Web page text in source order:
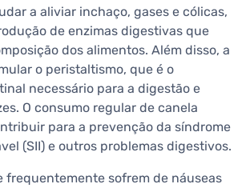
a aliviar inchaço, gases e cólicas,
de enzimas digestivas que
dos alimentos. Além disso, a
o peristaltismo, que é o
necessário para a digestão e
O consumo regular de canela
para a prevenção da síndrome
(SII) e outros problemas digestivos.
frequentemente sofrem de náuseas